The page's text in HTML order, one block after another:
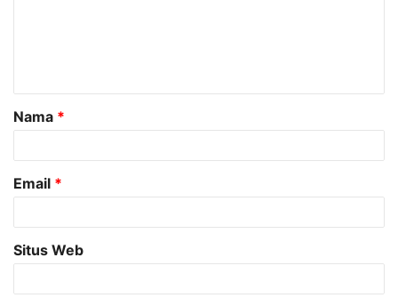
a
r
Nama *
Email *
Situs Web